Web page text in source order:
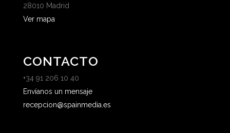
28010 Madrid
Ver mapa
CONTACTO
+34 91 206 10 40
Envíanos un mensaje
recepcion@spainmedia.es